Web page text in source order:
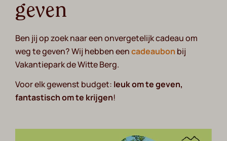
geven
Ben jij op zoek naar een onvergetelijk cadeau om
weg te geven? Wij hebben eencadeaubon bij
Vakantiepark de Witte Berg.
Voor elk gewenst budget: leuk om te geven,
fantastisch om te krijgen!